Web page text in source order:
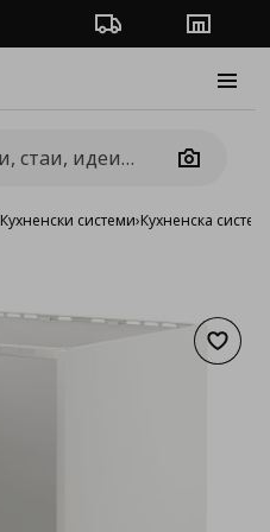
Проследяване на
Camera
Кухненски системи›Кухненска